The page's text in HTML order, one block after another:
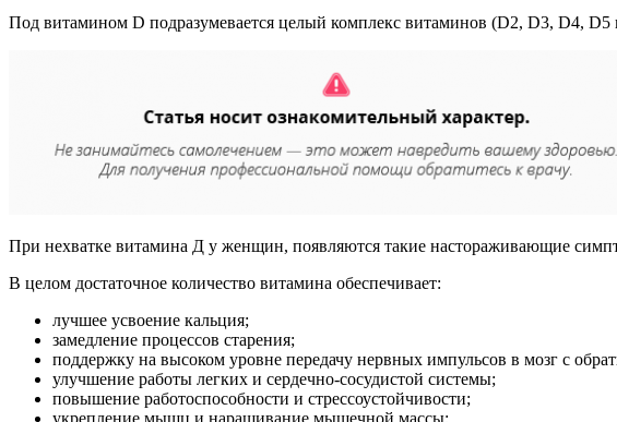
Под витамином D подразумевается целый комплекс витаминов (D2, D3, D4,
При нехватке витамина Д у женщин, появляются такие настораживающие
В целом достаточное количество витамина обеспечивает:
лучшее усвоение кальция;
замедление процессов старения;
поддержку на высоком уровне передачу нервных импульсов в мозг с
улучшение работы легких и сердечно-сосудистой системы;
повышение работоспособности и стрессоустойчивости;
укрепление мышц и наращивание мышечной массы;